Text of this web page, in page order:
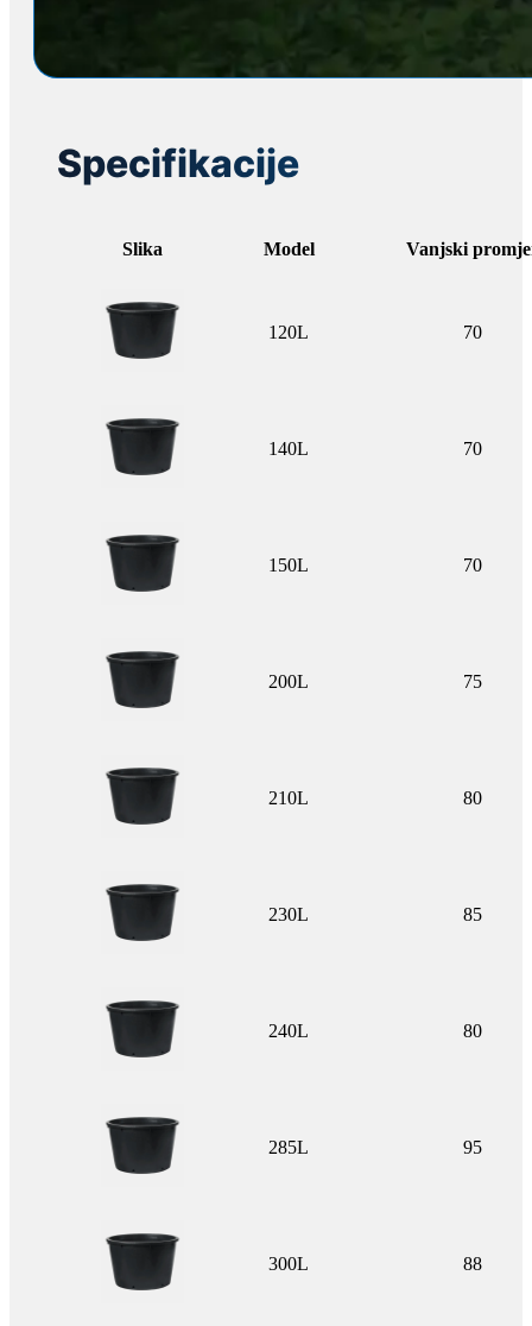
Specifikacije
Slika Model Vanjski
120L 70
140L 70
150L 70
200L 75
210L 80
230L 85
240L 80
285L 95
300L 88